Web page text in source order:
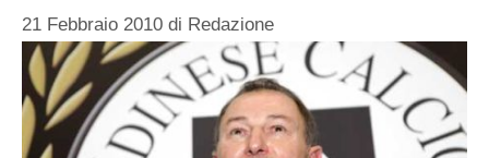
21 Febbraio 2010 di Redazione